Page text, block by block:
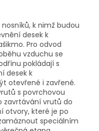
k nimž budou
desek k
Pro odvod
vzduchu se
pokládají s
desek k
otevřené i zavřené.
s povrchovou
zavrtávání vrutů do
otvory, které je po
speciálním